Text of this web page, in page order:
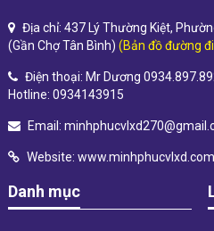
Địa chỉ: 437 Lý Thường Kiệt,
(Gần Chợ Tân Bình) (Bản đồ đường
Điện thoại: Mr Dương
Hotline: 0934143915
Email:
Website: www.minhphucvlxd.com
Danh mục